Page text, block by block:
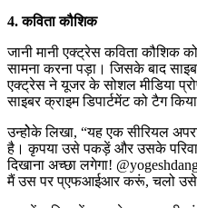
4. कविता कौशिक
जानी मानी एक्ट्रेस कविता कौशिक
सामना करना पड़ा। जिसके बाद
एक्ट्रेस ने यूजर के सोशल मीडिया
साइबर क्राइम डिपार्टमेंट को टैग
उन्होेके लिखा, “यह एक सीरियल
है। कृपया उसे पकड़ें और उसके
दिखाना अच्छा लगेगा!
मैं उस पर प्एफआईआर करूं, चलो उसे